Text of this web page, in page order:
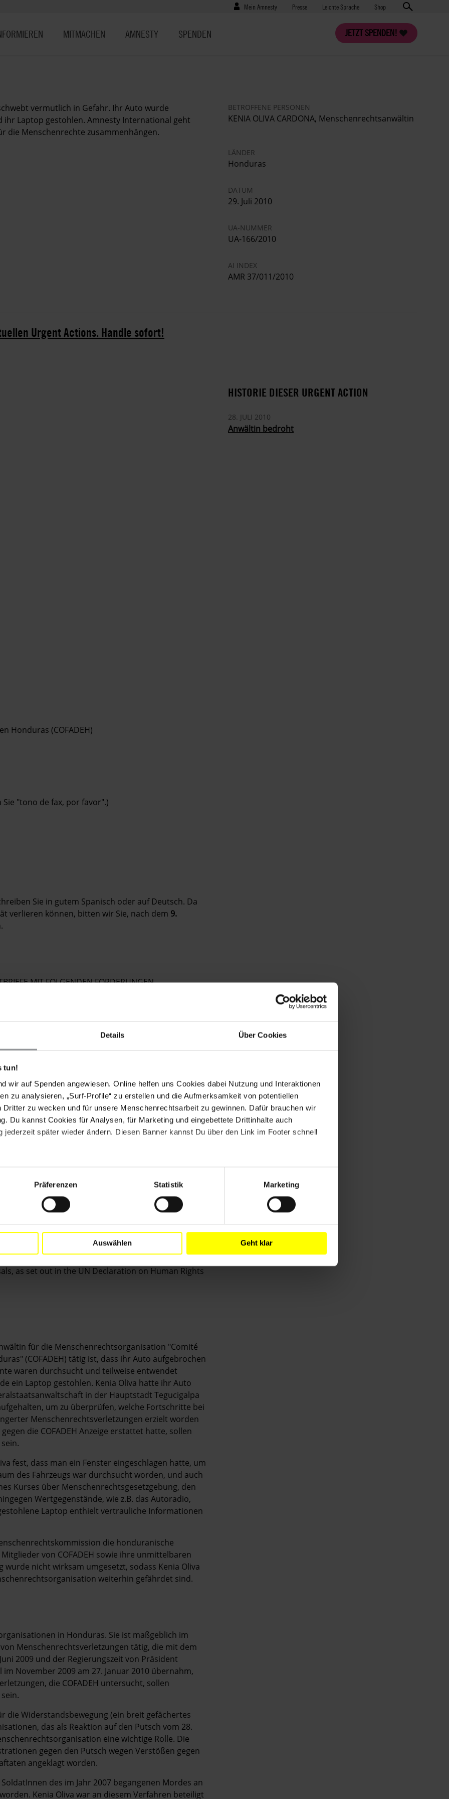
Details Über Cookies
tun!
wir auf Spenden angewiesen. Online helfen uns Cookies dabei Nutzung und Interaktionen
zu analysieren, „Surf-Profile“ zu erstellen und die Aufmerksamkeit von potentiellen
Dritter zu wecken und für unsere Menschenrechtsarbeit zu gewinnen. Dafür brauchen wir
Du kannst Cookies für Analysen, für Marketing und eingebettete Drittinhalte auch
jederzeit später wieder ändern. Diesen Banner kannst Du über den Link im Footer schnell
Präferenzen Statistik Marketing
Auswählen Geht klar
Benutzermenü
Mein Amnesty Presse
Presse Leichte Sprache Shop
JETZT SPENDEN!
MITMACHEN AMNESTY SPENDEN
vermutlich in Gefahr. Ihr Auto wurde
Laptop gestohlen. Amnesty International geht
die Menschenrechte zusammenhängen.
BETROFFENE PERSONEN
KENIA OLIVA CARDONA, Menschenrechtsanwältin
LÄNDER
Honduras
DATUM
29. Juli 2010
UA-NUMMER
UA-166/2010
AI INDEX
AMR 37/011/2010
Urgent Actions. Handle sofort!
Honduras (COFADEH)
Sie "tono de fax, por favor".)
Sie in gutem Spanisch oder auf Deutsch. Da
verlieren können, bitten wir Sie, nach dem 9.
MIT FOLGENDEN FORDERUNGEN
über den Diebstahl vom 21. Juli durch, bei
von Kenia Oliva entwendet wurden,
und stellen Sie die Verantwortlichen vor
um der Forderung der IACHR vom 17.
Oliva, 16 weitere COFADEH-MitarbeiterInnen
Erklärung zum Schutz von
festgeschrieben ist, ihrer Arbeit
nachgehen zu können.
investigation into the theft of the documents and
with the results made public and those
to fully comply with IACHR order to provide
16 COFADEH staff and their immediate families
have a right to carry out their activities
as set out in the UN Declaration on Human Rights
für die Menschenrechtsorganisation "Comité
(COFADEH) tätig ist, dass ihr Auto aufgebrochen
waren durchsucht und teilweise entwendet
ein Laptop gestohlen. Kenia Oliva hatte ihr Auto
in der Hauptstadt Tegucigalpa
um zu überprüfen, welche Fortschritte bei
Menschenrechtsverletzungen erzielt worden
die COFADEH Anzeige erstattet hatte, sollen
fest, dass man ein Fenster eingeschlagen hatte, um
des Fahrzeugs war durchsucht worden, und auch
Kurses über Menschenrechtsgesetzgebung, den
Wertgegenstände, wie z.B. das Autoradio,
Laptop enthielt vertrauliche Informationen
die honduranische
von COFADEH sowie ihre unmittelbaren
nicht wirksam umgesetzt, sodass Kenia Oliva
weiterhin gefährdet sind.
in Honduras. Sie ist maßgeblich im
Menschenrechtsverletzungen tätig, die mit dem
2009 und der Regierungszeit von Präsident
November 2009 am 27. Januar 2010 übernahm,
die COFADEH untersucht, sollen
die Widerstandsbewegung (ein breit gefächertes
das als Reaktion auf den Putsch vom 28.
eine wichtige Rolle. Die
gegen den Putsch wegen Verstößen gegen
angeklagt worden.
des im Jahr 2007 begangenen Mordes an
Kenia Oliva war an diesem Verfahren beteiligt
HISTORIE DIESER URGENT ACTION
28. JULI 2010
Anwältin bedroht